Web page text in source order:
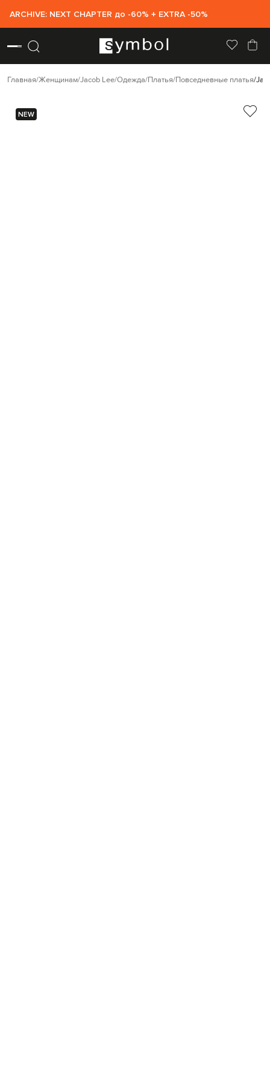
ARCHIVE: NEXT CHAPTER до -60% + EXTRA -50%
Главная Женщинам Jacob Lee Одежда Платья Повседневные платья
NEW